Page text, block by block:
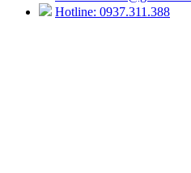
Hotline: 0937.311.388